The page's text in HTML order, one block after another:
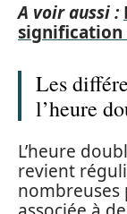
A voir aussi :
Les
l’heure
L’heure
revient
nombreuses